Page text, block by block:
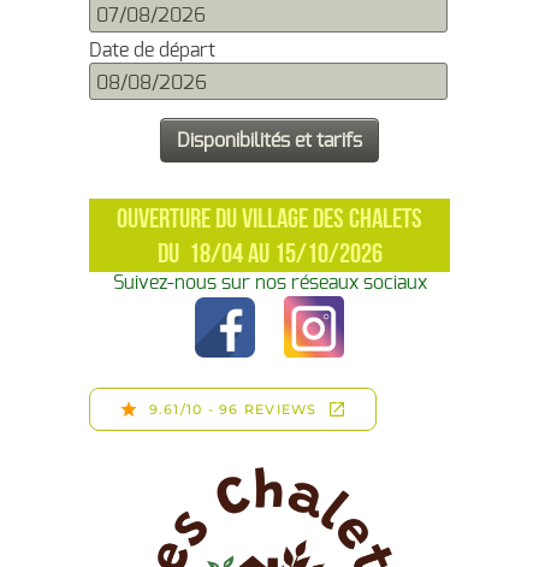
Date de départ
OUVERTURE DU VILLAGE DES CHALETS
DU 18/04 AU 15/10/2026
Suivez-nous sur nos réseaux sociaux